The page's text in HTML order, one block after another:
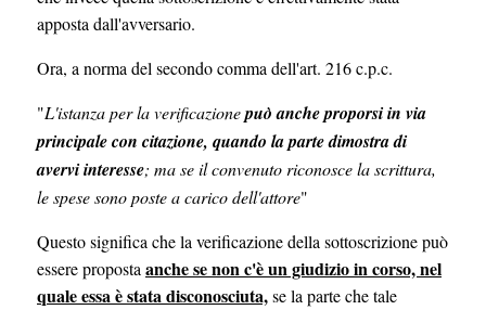
apposta dall'avversario.
Ora, a norma del secondo comma dell'art. 216 c.p.c.
"L'istanza per la verificazionepuò anche proporsi in via
principale con citazione, quando la parte dimostra di
avervi interesse; ma se il convenuto riconosce la scrittura,
le spese sono poste a carico dell'attore"
Questo significa che la verificazione della sottoscrizione può
essere propostaanche se non c'è un giudizio in corso, nel
quale essa è stata disconosciuta,se la parte che tale